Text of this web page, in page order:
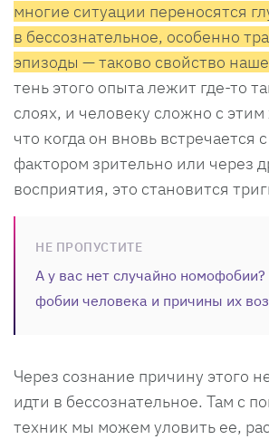
многие ситуации переносятся
в бессознательное, особенно
эпизоды — таково свойство
тень этого опыта лежит где-то
слоях, и человеку сложно с
что когда он вновь
фактором зрительно или через
восприятия, это становится
НЕ ПРОПУСТИТЕ
А у вас нет случайно
фобии человека и причины их
Через сознание причину этого
идти в бессознательное. Там с
техник мы можем уловить ее,